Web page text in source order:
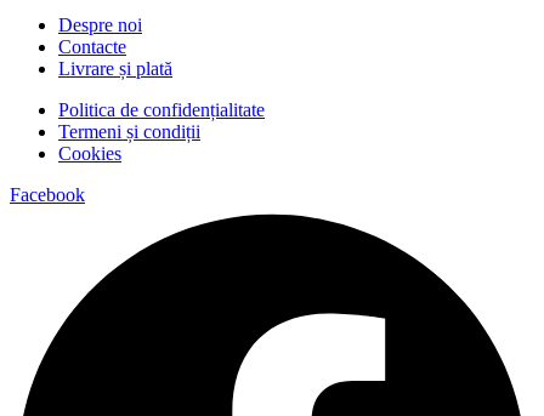
Despre noi
Contacte
Livrare și plată
Politica de confidențialitate
Termeni și condiții
Cookies
Facebook